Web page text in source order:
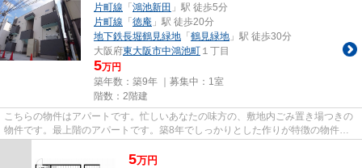
片町線 「 鴻池新田 」駅 徒歩5分
片町線 「 徳庵 」駅 徒歩20分
地下鉄長堀鶴見緑地 「 鶴見緑地 」駅 徒歩30分
大阪府東大阪市中鴻池町 １丁目
5万円
築年数：築9年 ｜募集中： 1室
階数：2階建
こちらの物件はアパートです。忙しいあなたの味方の、敷地内ごみ置き場つきの
物件です。最上階のアパートです。築8年でしっかりとした作りが特徴の物件で
5万円